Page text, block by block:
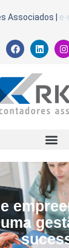
Associados